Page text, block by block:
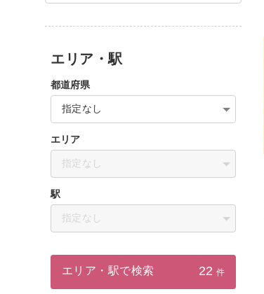
エリア・駅
都道府県
指定なし
エリア
指定なし
駅
指定なし
エリア・駅で検索 22 件